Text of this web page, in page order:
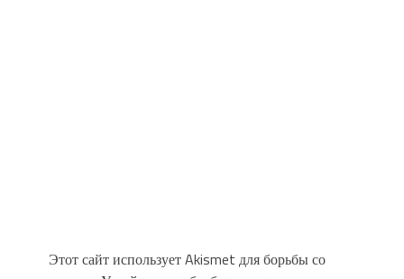
Этот сайт использует Akismet для борьбы со